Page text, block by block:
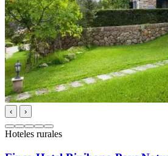
‹ ›
Hoteles rurales